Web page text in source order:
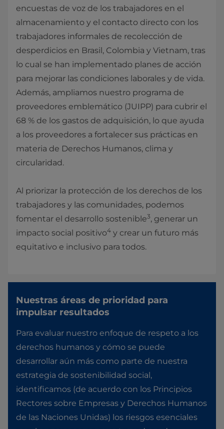
encuestas de voz de los trabajadores en el
almacenamiento y el contacto directo con los
trabajadores informales de recolección de
desperdicios en Brasil, Colombia y Vietnam, tras
lo cual se han implementado planes de acción
para mejorar las condiciones laborales y de vida.
Además, ampliamos nuestro programa de
proveedores emblemático (JUIPP) para cubrir el
68 % de los gastos de adquisición, lo que ayuda
a los proveedores a fortalecer sus prácticas en
materia de Derechos Humanos, clima y
circularidad.
Al priorizar la protección de los derechos de los
trabajadores y las comunidades, podemos
fomentar el desarrollo sostenible3, generar un
impacto social positivo4 y crear un futuro más
equitativo e inclusivo para todos.
Nuestras áreas de prioridad para
impulsar resultados
Para evaluar nuestro enfoque de respeto a los
derechos humanos y cómo se puede
desarrollar aún más como parte de nuestra
estrategia de sostenibilidad social,
identificamos (de acuerdo con los Principios
Rectores sobre Empresas y Derechos Humanos
de las Naciones Unidas) los riesgos esenciales